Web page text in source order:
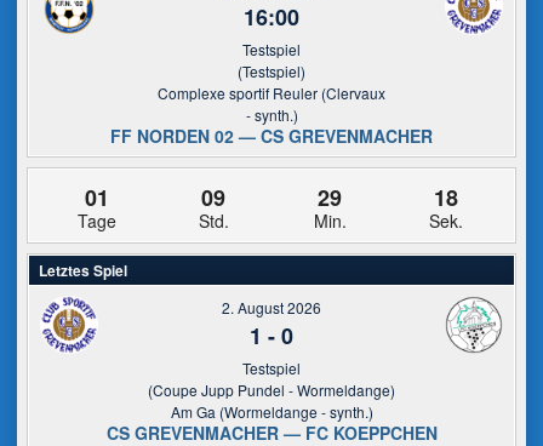
16:00
Testspiel
(Testspiel)
Complexe sportif Reuler (Clervaux
- synth.)
FF NORDEN 02 — CS GREVENMACHER
01
Tage
09
Std.
29
Min.
18
Sek.
Letztes Spiel
2. August 2026
1 -0
Testspiel
(Coupe Jupp Pundel - Wormeldange)
Am Ga (Wormeldange - synth.)
CS GREVENMACHER — FC KOEPPCHEN